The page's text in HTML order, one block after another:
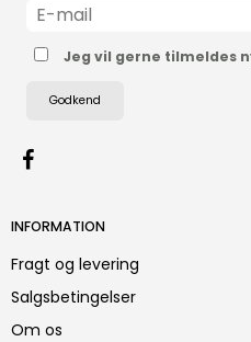
Jeg vil gerne tilmeldes
Godkend
INFORMATION
Fragt og levering
Salgsbetingelser
Om os